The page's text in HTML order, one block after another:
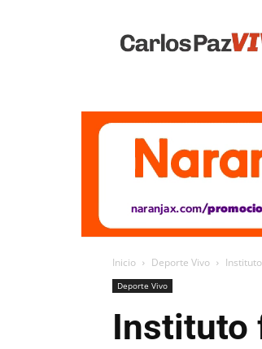
Vivo
Inicio Deporte Vivo
Deporte Vivo
Instituto